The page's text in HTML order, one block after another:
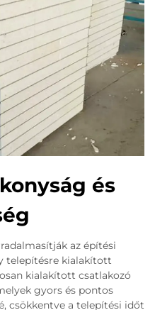
és
az építési
telepítésre kialakított
kialakított csatlakozó
gyors és pontos
csökkentve a telepítési időt